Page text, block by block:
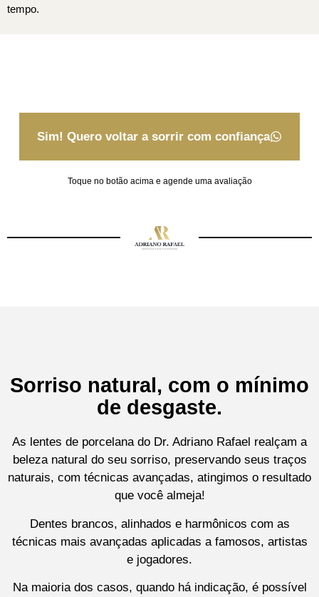
tempo.
Sim! Quero voltar a sorrir com confiança
Toque no botão acima e agende uma avaliação
Sorriso natural, com o mínimo
de desgaste.
As lentes de porcelana do Dr. Adriano Rafael realçam a
beleza natural do seu sorriso, preservando seus traços
naturais, com técnicas avançadas, atingimos o resultado
que você almeja!
Dentes brancos, alinhados e harmônicos com as
técnicas mais avançadas aplicadas a famosos, artistas
e jogadores.
Na maioria dos casos, quando há indicação, é possível